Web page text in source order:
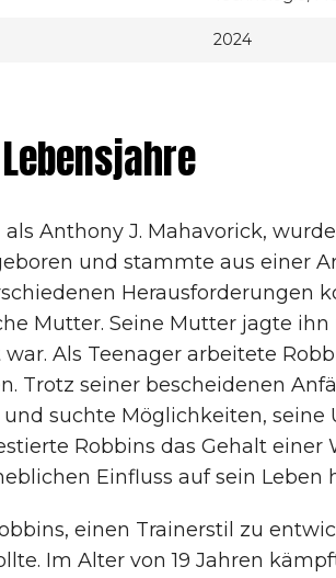
2024
Anthony J. Mahavorick,
und stammte aus einer
Herausforderungen
Mutter. Seine Mutter jagte
war. Als Teenager arbeitete
Trotz seiner bescheidenen
suchte Möglichkeiten, seine
Robbins das Gehalt einer
Einfluss auf sein Leben
einen Trainerstil zu
Im Alter von 19 Jahren